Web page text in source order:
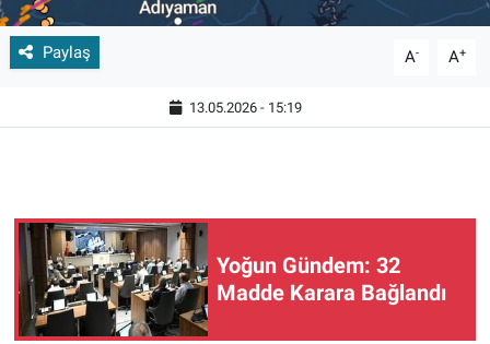
Paylaş A- A+
13.05.2026 - 15:19
Yoğun Gündem: 32
Madde Karara Bağlandı